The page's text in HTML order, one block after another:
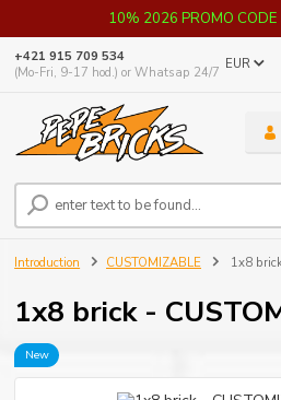
10% 2026 PROMO
EUR
+421 915 709 534
(Mo-Fri, 9-17 hod.) or Whatsap 24/7
Introduction CUSTOMIZABLE 1x8
1x8 brick -
New